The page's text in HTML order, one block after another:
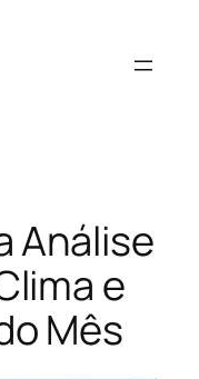
Análise
e
Mês